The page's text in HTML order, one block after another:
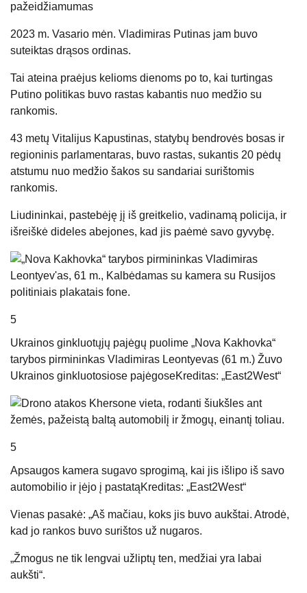
pažeidžiamumas
2023 m. Vasario mėn. Vladimiras Putinas jam buvo
suteiktas drąsos ordinas.
Tai ateina praėjus kelioms dienoms po to, kai turtingas
Putino politikas buvo rastas kabantis nuo medžio su
rankomis.
43 metų Vitalijus Kapustinas, statybų bendrovės bosas ir
regioninis parlamentaras, buvo rastas, sukantis 20 pėdų
atstumu nuo medžio šakos su sandariai surištomis
rankomis.
Liudininkai, pastebėję jį iš greitkelio, vadinamą policija, ir
išreiškė dideles abejones, kad jis paėmė savo gyvybę.
5
Ukrainos ginkluotųjų pajėgų puolime „Nova Kakhovka“
tarybos pirmininkas Vladimiras Leontyevas (61 m.) Žuvo
Ukrainos ginkluotosiose pajėgoseKreditas: „East2West“
5
Apsaugos kamera sugavo sprogimą, kai jis išlipo iš savo
automobilio ir įėjo į pastatąKreditas: „East2West“
Vienas pasakė: „Aš mačiau, koks jis buvo aukštai. Atrodė,
kad jo rankos buvo surištos už nugaros.
„Žmogus ne tik lengvai užliptų ten, medžiai yra labai
aukšti“.